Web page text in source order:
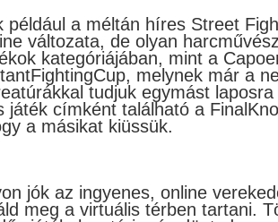
például a méltán híres Street
változata, de olyan
kategóriájában, mint a
melynek már a
tudjuk egymást
játék címként található a
a másikat kiüssük.
jók az ingyenes, online
meg a virtuális térben tartani.